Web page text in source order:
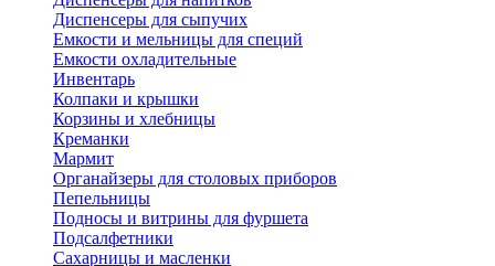
Диспенсеры для сыпучих
Емкости и мельницы для специй
Емкости охладительные
Инвентарь
Колпаки и крышки
Корзины и хлебницы
Креманки
Мармит
Органайзеры для столовых приборов
Пепельницы
Подносы и витрины для фуршета
Подсалфетники
Сахарницы и масленки